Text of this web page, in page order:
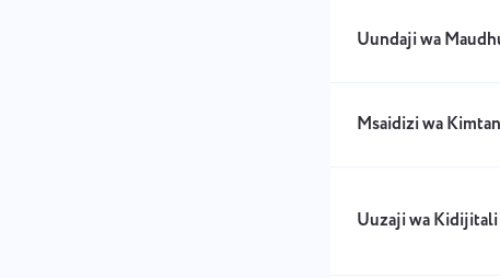
Uundaji wa
Msaidizi wa
Uuzaji wa Kidijitali